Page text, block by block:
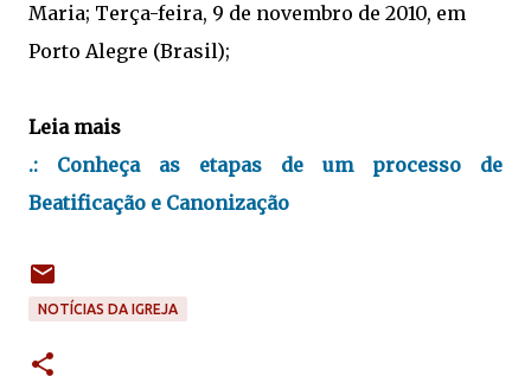
Maria; Terça-feira, 9 de novembro de 2010, em
Porto Alegre (Brasil);
Leia mais
.: Conheça as etapas de um processo de
Beatificação e Canonização
NOTÍCIAS DA IGREJA